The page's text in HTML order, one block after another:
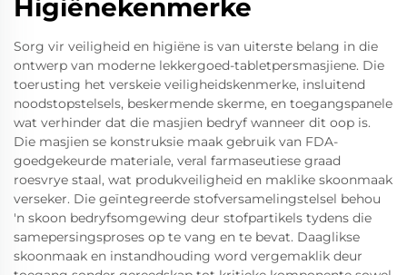
Higiënekenmerke
Sorg vir veiligheid en higiëne is van uiterste belang in die
ontwerp van moderne lekkergoed-tabletpersmasjiene. Die
toerusting het verskeie veiligheidskenmerke, insluitend
noodstopstelsels, beskermende skerme, en toegangspanele
wat verhinder dat die masjien bedryf wanneer dit oop is.
Die masjien se konstruksie maak gebruik van FDA-
goedgekeurde materiale, veral farmaseutiese graad
roesvrye staal, wat produkveiligheid en maklike skoonmaak
verseker. Die geïntegreerde stofversamelingstelsel behou
'n skoon bedryfsomgewing deur stofpartikels tydens die
samepersingsproses op te vang en te bevat. Daaglikse
skoonmaak en instandhouding word vergemaklik deur